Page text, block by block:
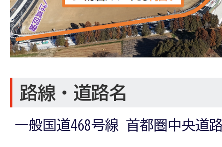
路線・道路名
一般国道468号線 首都圏中央道